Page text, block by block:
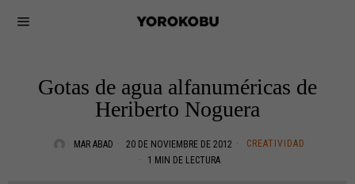
Gotas de agua alfanuméricas de
Heriberto Noguera
MAR ABAD 20 DE NOVIEMBRE DE 2012
CREATIVIDAD
1 MIN DE LECTURA